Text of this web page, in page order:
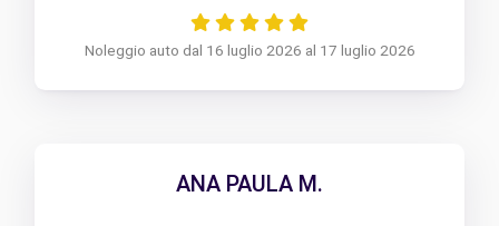
Noleggio auto dal 16 luglio 2026 al 17 luglio 2026
ANA PAULA M.